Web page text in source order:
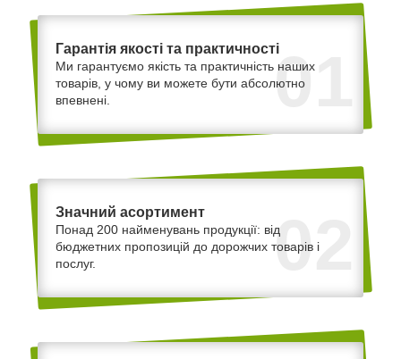
01
Гарантія якості та практичності
Ми гарантуємо якість та практичність наших
товарів, у чому ви можете бути абсолютно
впевнені.
02
Значний асортимент
Понад 200 найменувань продукції: від
бюджетних пропозицій до дорожчих товарів і
послуг.